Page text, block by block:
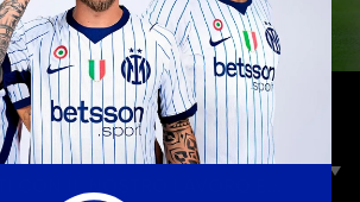
2026
MATURA, VOGLIAMO
CON IL NOSTRO LAVORO E